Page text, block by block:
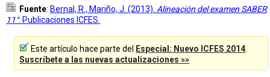
Fuente: Bernal, R., Mariño, J. (2013). Alineación del examen SABER
11°. Publicaciones ICFES.
Este artículo hace parte del Especial: Nuevo ICFES 2014
Suscríbete a las nuevas actualizaciones »»